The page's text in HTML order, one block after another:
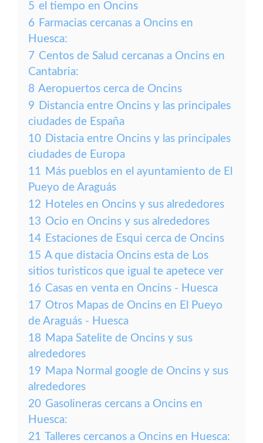
5 el tiempo en Oncins
6 Farmacias cercanas a Oncins en
Huesca:
7 Centos de Salud cercanas a Oncins en
Cantabria:
8 Aeropuertos cerca de Oncins
9 Distancia entre Oncins y las principales
ciudades de España
10 Distacia entre Oncins y las principales
ciudades de Europa
11 Más pueblos en el ayuntamiento de El
Pueyo de Araguás
12 Hoteles en Oncins y sus alrededores
13 Ocio en Oncins y sus alrededores
14 Estaciones de Esqui cerca de Oncins
15 A que distacia Oncins esta de Los
sitios turisticos que igual te apetece ver
16 Casas en venta en Oncins - Huesca
17 Otros Mapas de Oncins en El Pueyo
de Araguás - Huesca
18 Mapa Satelite de Oncins y sus
alrededores
19 Mapa Normal google de Oncins y sus
alrededores
20 Gasolineras cercans a Oncins en
Huesca:
21 Talleres cercanos a Oncins en Huesca: